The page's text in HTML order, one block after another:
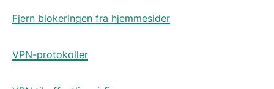
Fjern blokeringen fra hjemmesider
VPN-protokoller